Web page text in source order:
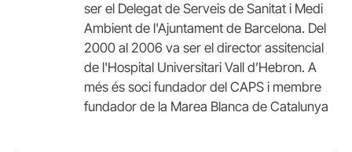
ser el Delegat de Serveis de Sanitat i Medi
Ambient de l'Ajuntament de Barcelona. Del
2000 al 2006 va ser el director assitencial
de l'Hospital Universitari Vall d’Hebron. A
més és soci fundador del CAPS i membre
fundador de la Marea Blanca de Catalunya